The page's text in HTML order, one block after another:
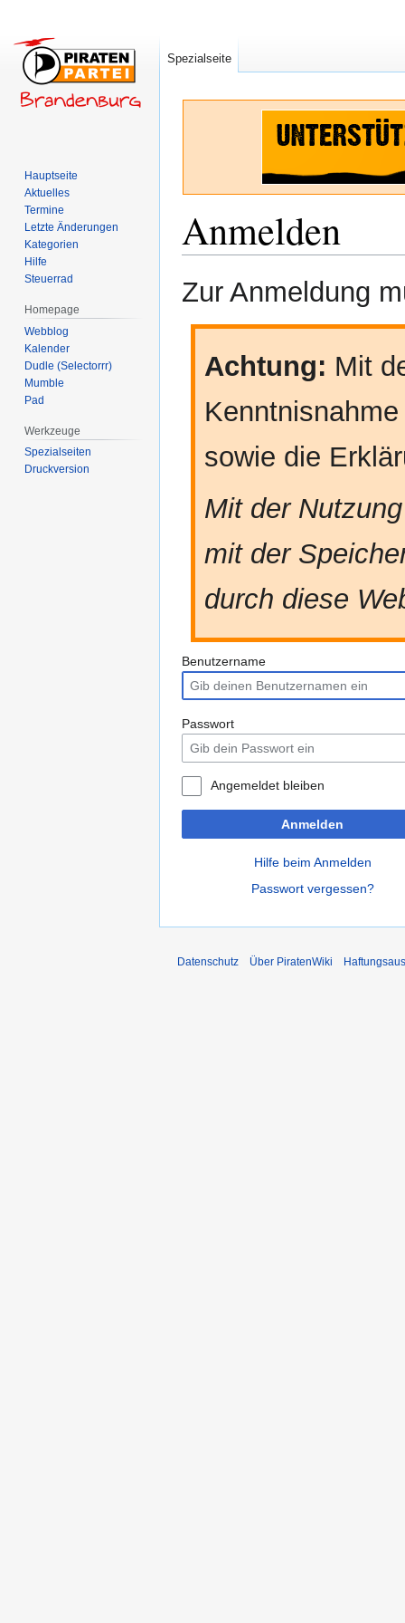
Anmelden
Navigation
Suche
Zur Anmeldung
Achtung: Mit
sowie die
Mit der
mit der
durch diese
Benutzername
Passwort
Angemeldet bleiben
Anmelden
Hilfe beim Anmelden
Passwort vergessen?
Spezialseite
Hauptseite
Aktuelles
Termine
Letzte Änderungen
Kategorien
Hilfe
Steuerrad
Homepage
Webblog
Kalender
Dudle (Selectorrr)
Mumble
Pad
Werkzeuge
Spezialseiten
Druckversion
Datenschutz Über PiratenWiki